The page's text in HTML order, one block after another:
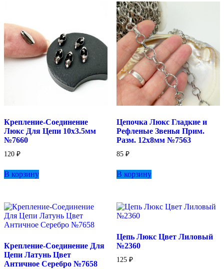
Крепление-Соединение
Люкс Для Цепи 10х3.5мм
№7660
120 ₽
В корзину
Цепочка Люкс Гладкие и
Рефленые Звенья Прим.
Разм. 12х8мм №7563
85 ₽
В корзину
Крепление-Соединение Для
Цепи Латунь Цвет
Античное Серебро №7658
Цепь Люкс Цвет Лиловый
№2360
125 ₽